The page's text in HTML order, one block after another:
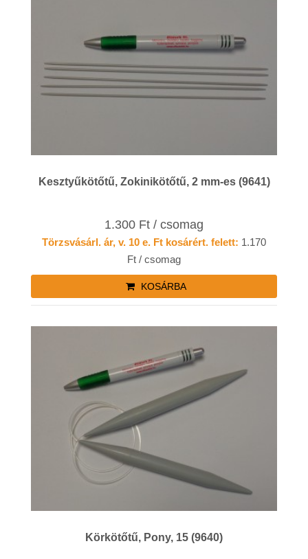
Kesztyűkötőtű, Zokinikötőtű, 2 mm-es (9641)
1.300 Ft / csomag
Törzsvásárl. ár, v. 10 e. Ft kosárért. felett: 1.170
Ft / csomag
KOSÁRBA
Körkötőtű, Pony, 15 (9640)